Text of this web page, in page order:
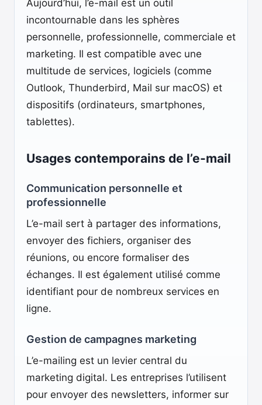
Aujourd’hui, l’e-mail est un outil
incontournable dans les sphères
personnelle, professionnelle, commerciale et
marketing. Il est compatible avec une
multitude de services, logiciels (comme
Outlook, Thunderbird, Mail sur macOS) et
dispositifs (ordinateurs, smartphones,
tablettes).
Usages contemporains de l’e-mail
Communication personnelle et
professionnelle
L’e-mail sert à partager des informations,
envoyer des fichiers, organiser des
réunions, ou encore formaliser des
échanges. Il est également utilisé comme
identifiant pour de nombreux services en
ligne.
Gestion de campagnes marketing
L’e-mailing est un levier central du
marketing digital. Les entreprises l’utilisent
pour envoyer des newsletters, informer sur